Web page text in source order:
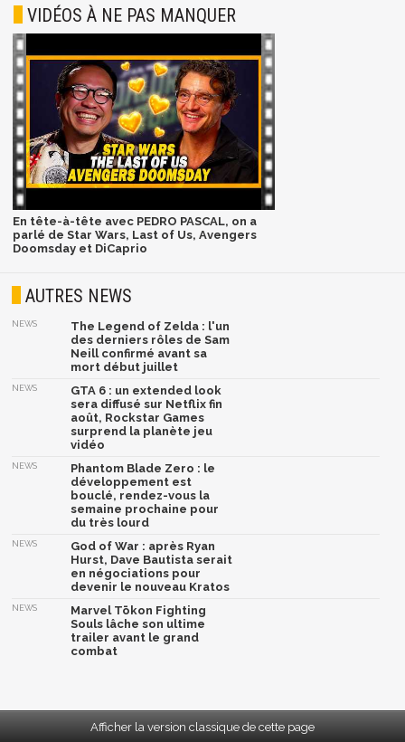
VIDÉOS À NE PAS MANQUER
En tête-à-tête avec PEDRO PASCAL, on a
parlé de Star Wars, Last of Us, Avengers
Doomsday et DiCaprio
AUTRES NEWS
NEWS
The Legend of Zelda : l'un
des derniers rôles de Sam
Neill confirmé avant sa
mort début juillet
NEWS
GTA 6 : un extended look
sera diffusé sur Netflix fin
août, Rockstar Games
surprend la planète jeu
vidéo
NEWS
Phantom Blade Zero : le
développement est
bouclé, rendez-vous la
semaine prochaine pour
du très lourd
NEWS
God of War : après Ryan
Hurst, Dave Bautista serait
en négociations pour
devenir le nouveau Kratos
NEWS
Marvel Tōkon Fighting
Souls lâche son ultime
trailer avant le grand
combat
Afficher la version classique de cette page